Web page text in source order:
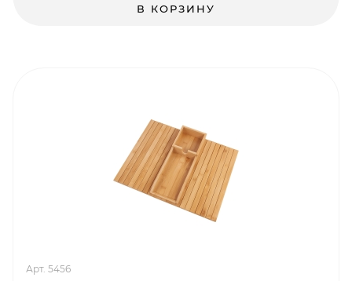
В КОРЗИНУ
Арт. 5456